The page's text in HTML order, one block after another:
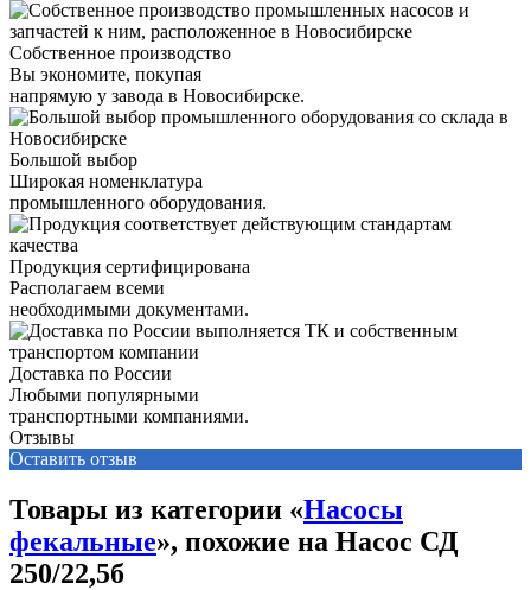
Собственное производство
Вы экономите, покупая
напрямую у завода в Новосибирске.
Большой выбор
Широкая номенклатура
промышленного оборудования.
Продукция сертифицирована
Располагаем всеми
необходимыми документами.
Доставка по России
Любыми популярными
транспортными компаниями.
Отзывы
Оставить отзыв
Товары из категории «Насосы
фекальные», похожие на Насос СД
250/22,5б